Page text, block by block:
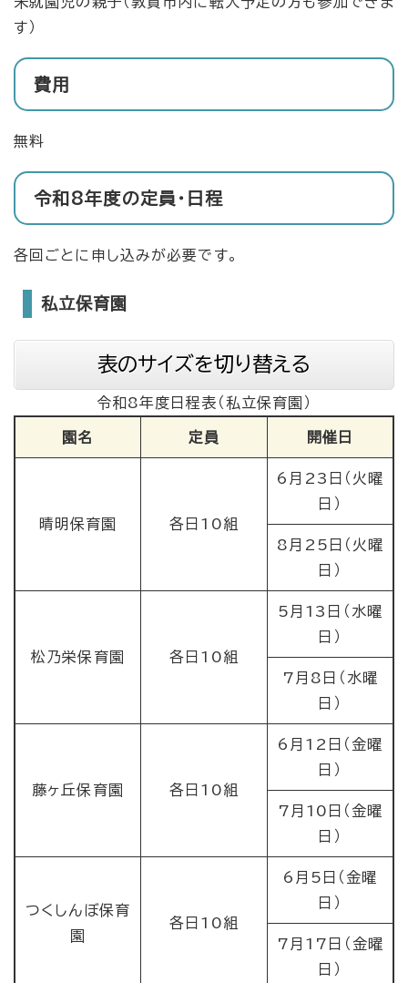
す）
費用
無料
令和8年度の定員・日程
各回ごとに申し込みが必要です。
私立保育園
表のサイズを切り替える
令和8年度日程表（私立保育園）
園名 定員 開催日
晴明保育園 各日10組
6月23日（火曜
日）
8月25日（火曜
日）
松乃栄保育園 各日10組
5月13日（水曜
日）
7月8日（水曜
日）
藤ヶ丘保育園 各日10組
6月12日（金曜
日）
7月10日（金曜
日）
つくしんぼ保育
園
各日10組
6月5日（金曜
日）
7月17日（金曜
日）